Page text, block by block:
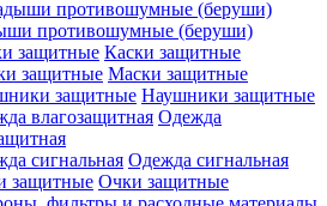
противошумные (беруши)
Каски защитные
Маски защитные
Наушники защитные
Одежда
Одежда сигнальная
Очки защитные